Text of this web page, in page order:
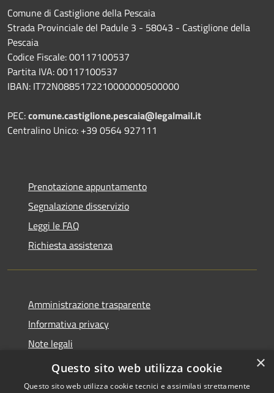
Comune di Castiglione della Pescaia
Strada Provinciale del Padule 3 - 58043 - Castiglione della
Pescaia
Codice Fiscale: 00117100537
Partita IVA: 00117100537
IBAN: IT72N0885172210000000500000
PEC:comune.castiglione.pescaia@legalmail.it
Centralino Unico: +39 0564 927111
Prenotazione appuntamento
Segnalazione disservizio
Leggi le FAQ
Richiesta assistenza
Amministrazione trasparente
Informativa privacy
Note legali
Dichiarazione di accessibilità
×
Questo sito web utilizza cookie
Questo sito web utilizza cookie tecnici e assimilati strettamente